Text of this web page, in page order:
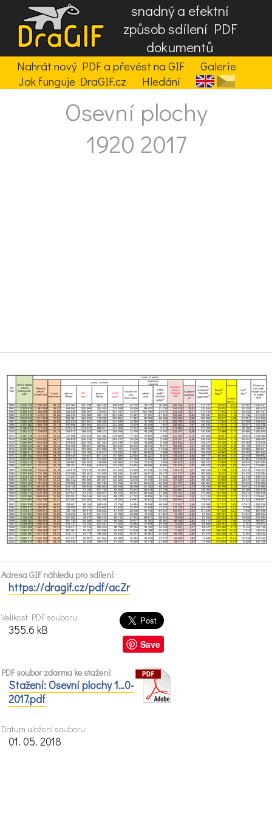
snadný a efektní
způsob sdílení PDF
dokumentů
Nahrát nový PDF a převést na GIF
Galerie
Jak funguje DraGIF.cz
Hledání
Osevní plochy
1920 2017
Adresa GIF náhledu pro sdílení:
https://dragif.cz/pdf/acZr
Save
Velikost PDF souboru:
355.6 kB
PDF soubor zdarma ke stažení:
Stažení: Osevní plochy 1…0-
2017.pdf
Datum uložení souboru:
01. 05. 2018